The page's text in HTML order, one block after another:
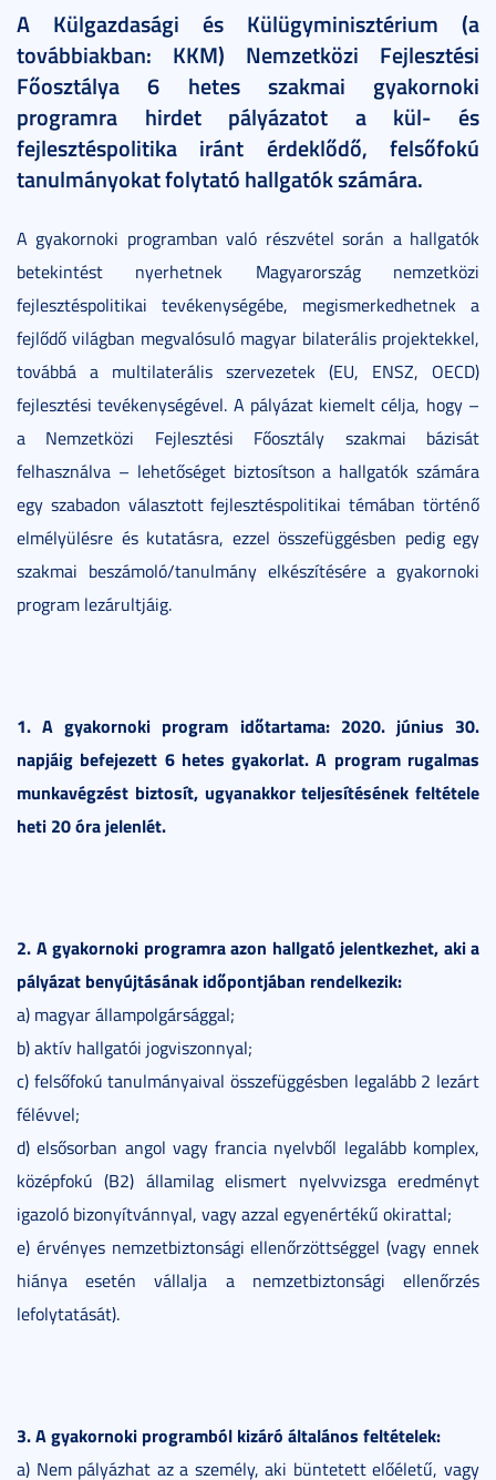
A Külgazdasági és Külügyminisztérium (a
továbbiakban: KKM) Nemzetközi Fejlesztési
Főosztálya 6 hetes szakmai gyakornoki
programra hirdet pályázatot a kül- és
fejlesztéspolitika iránt érdeklődő, felsőfokú
tanulmányokat folytató hallgatók számára.
A gyakornoki programban való részvétel során a hallgatók
betekintést nyerhetnek Magyarország nemzetközi
fejlesztéspolitikai tevékenységébe, megismerkedhetnek a
fejlődő világban megvalósuló magyar bilaterális projektekkel,
továbbá a multilaterális szervezetek (EU, ENSZ, OECD)
fejlesztési tevékenységével. A pályázat kiemelt célja, hogy –
a Nemzetközi Fejlesztési Főosztály szakmai bázisát
felhasználva – lehetőséget biztosítson a hallgatók számára
egy szabadon választott fejlesztéspolitikai témában történő
elmélyülésre és kutatásra, ezzel összefüggésben pedig egy
szakmai beszámoló/tanulmány elkészítésére a gyakornoki
program lezárultjáig.
1. A gyakornoki program időtartama: 2020. június 30.
napjáig befejezett 6 hetes gyakorlat. A program rugalmas
munkavégzést biztosít, ugyanakkor teljesítésének feltétele
heti 20 óra jelenlét.
2. A gyakornoki programra azon hallgató jelentkezhet, aki a
pályázat benyújtásának időpontjában rendelkezik:
a) magyar állampolgársággal;
b) aktív hallgatói jogviszonnyal;
c) felsőfokú tanulmányaival összefüggésben legalább 2 lezárt
félévvel;
d) elsősorban angol vagy francia nyelvből legalább komplex,
középfokú (B2) államilag elismert nyelvvizsga eredményt
igazoló bizonyítvánnyal, vagy azzal egyenértékű okirattal;
e) érvényes nemzetbiztonsági ellenőrzöttséggel (vagy ennek
hiánya esetén vállalja a nemzetbiztonsági ellenőrzés
lefolytatását).
3. A gyakornoki programból kizáró általános feltételek:
a) Nem pályázhat az a személy, aki büntetett előéletű, vagy